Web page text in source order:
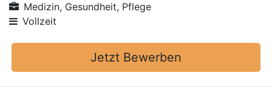
Medizin, Gesundheit, Pflege
Vollzeit
Jetzt Bewerben